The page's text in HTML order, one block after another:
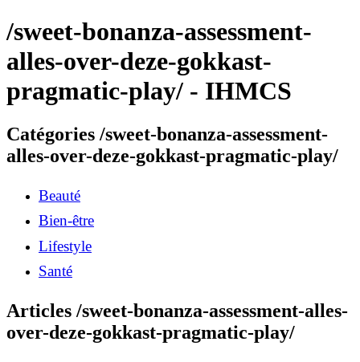
/sweet-bonanza-assessment-
alles-over-deze-gokkast-
pragmatic-play/ - IHMCS
Catégories /sweet-bonanza-assessment-
alles-over-deze-gokkast-pragmatic-play/
Beauté
Bien-être
Lifestyle
Santé
Articles /sweet-bonanza-assessment-alles-
over-deze-gokkast-pragmatic-play/